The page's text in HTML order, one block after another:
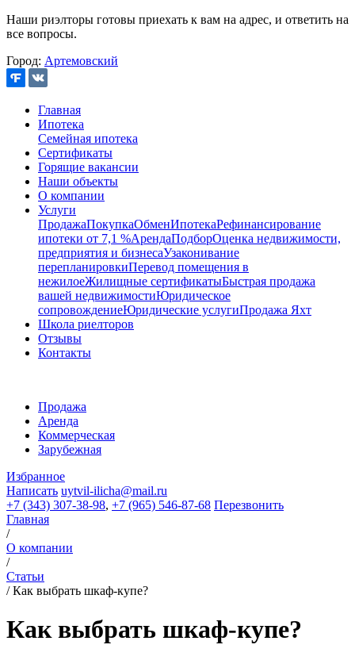
Наши риэлторы готовы приехать к вам на адрес, и ответить на
все вопросы.
Город: Артемовский
Главная
Ипотека
Семейная ипотека
Сертификаты
Горящие вакансии
Наши объекты
О компании
Услуги
ПродажаПокупкаОбменИпотекаРефинансирование
ипотеки от 7,1 %АрендаПодборОценка недвижимости,
предприятия и бизнесаУзаконивание
перепланировкиПеревод помещения в
нежилоеЖилищные сертификатыБыстрая продажа
вашей недвижимостиЮридическое
сопровождениеЮридические услугиПродажа Яхт
Школа риелторов
Отзывы
Контакты
Продажа
Аренда
Коммерческая
Зарубежная
Избранное
Написать uytvil-ilicha@mail.ru
+7 (343) 307-38-98, +7 (965) 546-87-68 Перезвонить
Главная
/
О компании
/
Статьи
/Как выбрать шкаф-купе?
Как выбрать шкаф-купе?